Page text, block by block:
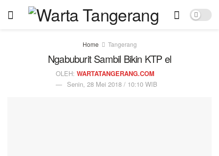
Home Tangerang
Ngabuburit Sambil Bikin KTP el
OLEH: WARTATANGERANG.COM
Senin, 28 Mei 2018 / 10:10 WIB